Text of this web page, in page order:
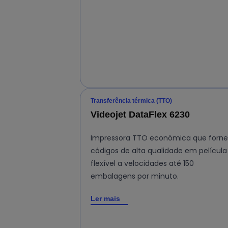
Transferência térmica (TTO)
Videojet DataFlex 6230
Impressora TTO económica que
códigos de alta qualidade em película
flexível a velocidades até 150
embalagens por minuto.
Ler mais